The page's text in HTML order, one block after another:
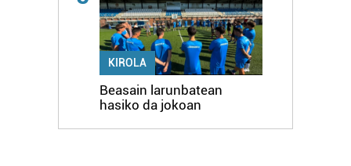
KIROLA
Beasain larunbatean
hasiko da jokoan